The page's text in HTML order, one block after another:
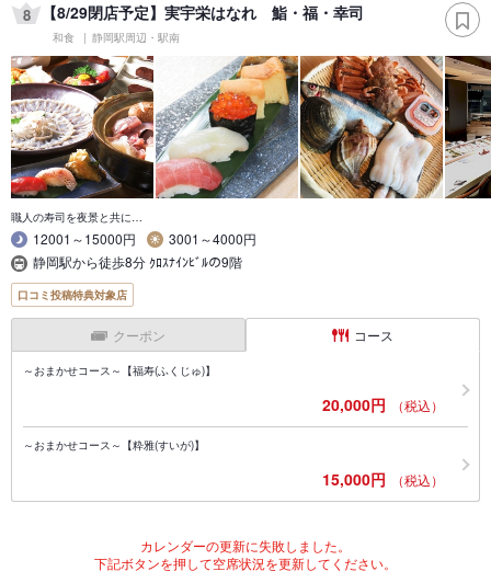
8 【8/29閉店予定】実宇栄はなれ 鮨・福・幸司
和食 静岡駅周辺・駅南
職人の寿司を夜景と共に…
12001～15000円
3001～4000円
静岡駅から徒歩8分 ｸﾛｽﾅｲﾝﾋﾞﾙの9階
口コミ投稿特典対象店
クーポン コース
～おまかせコース～【福寿(ふくじゅ)】
20,000円 （税込）
～おまかせコース～【粋雅(すいが)】
15,000円 （税込）
カレンダーの更新に失敗しました。
下記ボタンを押して空席状況を更新してください。